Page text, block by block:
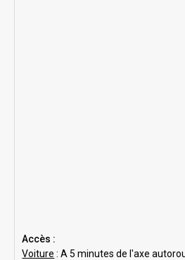
Accès :
Voiture : A 5 minutes de l'axe